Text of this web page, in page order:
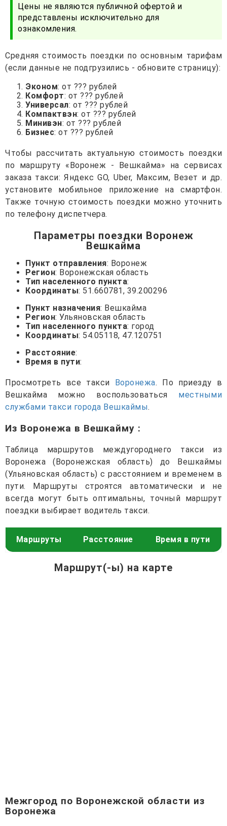
Цены не являются публичной офертой и
представлены исключительно для
ознакомления.
Средняя стоимость поездки по основным тарифам
(если данные не подгрузились - обновите страницу):
Эконом: от ??? рублей
Комфорт: от ??? рублей
Универсал: от ??? рублей
Компактвэн: от ??? рублей
Минивэн: от ??? рублей
Бизнес: от ??? рублей
Чтобы рассчитать актуальную стоимость поездки
по маршруту «Воронеж - Вешкайма» на сервисах
заказа такси: Яндекс GO, Uber, Максим, Везет и др.
установите мобильное приложение на смартфон.
Также точную стоимость поездки можно уточнить
по телефону диспетчера.
Параметры поездки Воронеж
Вешкайма
Пункт отправления: Воронеж
Регион: Воронежская область
Тип населенного пункта:
Координаты: 51.660781, 39.200296
Пункт назначения: Вешкайма
Регион: Ульяновская область
Тип населенного пункта: город
Координаты: 54.05118, 47.120751
Расстояние:
Время в пути:
Просмотреть все такси Воронежа. По приезду в
Вешкайма можно воспользоваться местными
службами такси города Вешкаймы.
Из Воронежа в Вешкайму :
Таблица маршрутов междугороднего такси из
Воронежа (Воронежская область) до Вешкаймы
(Ульяновская область) с расстоянием и временем в
пути. Маршруты строятся автоматически и не
всегда могут быть оптимальны, точный маршрут
поездки выбирает водитель такси.
Маршруты Расстояние Время в пути
Маршрут(-ы) на карте
Межгород по Воронежской области из
Воронежа